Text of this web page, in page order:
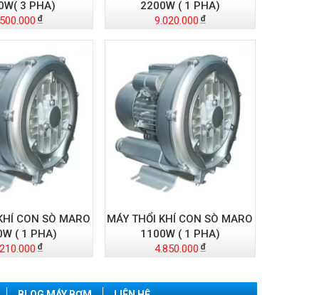
3 PHA)
2200W ( 1 PHA)
9.020.000
CON SÒ MARO
( 1 PHA)
MÁY THỔI KHÍ CON SÒ MARO
1100W ( 1 PHA)
4.850.000